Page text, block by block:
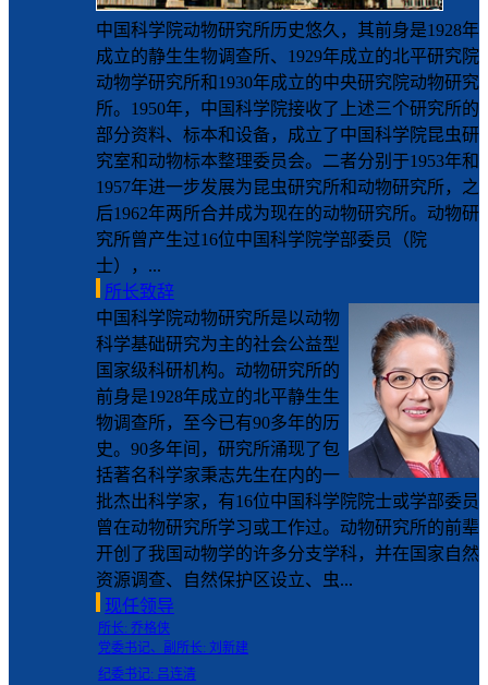
中国科学院动物研究所历史悠久，其前身是1928年
成立的静生生物调查所、1929年成立的北平研究院
动物学研究所和1930年成立的中央研究院动物研究
所。1950年，中国科学院接收了上述三个研究所的
部分资料、标本和设备，成立了中国科学院昆虫研
究室和动物标本整理委员会。二者分别于1953年和
1957年进一步发展为昆虫研究所和动物研究所，之
后1962年两所合并成为现在的动物研究所。动物研
究所曾产生过16位中国科学院学部委员（院
士），...
所长致辞
中国科学院动物研究所是以动物
科学基础研究为主的社会公益型
国家级科研机构。动物研究所的
前身是1928年成立的北平静生生
物调查所，至今已有90多年的历
史。90多年间，研究所涌现了包
括著名科学家秉志先生在内的一
批杰出科学家，有16位中国科学院院士或学部委员
曾在动物研究所学习或工作过。动物研究所的前辈
开创了我国动物学的许多分支学科，并在国家自然
资源调查、自然保护区设立、虫...
现任领导
所长: 乔格侠
党委书记、副所长: 刘新建
纪委书记: 吕连清